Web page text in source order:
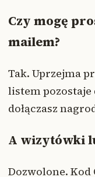
Czy mogę
mailem?
Tak. Uprzejma
listem
dołączasz
A wizytówki
Dozwolone.